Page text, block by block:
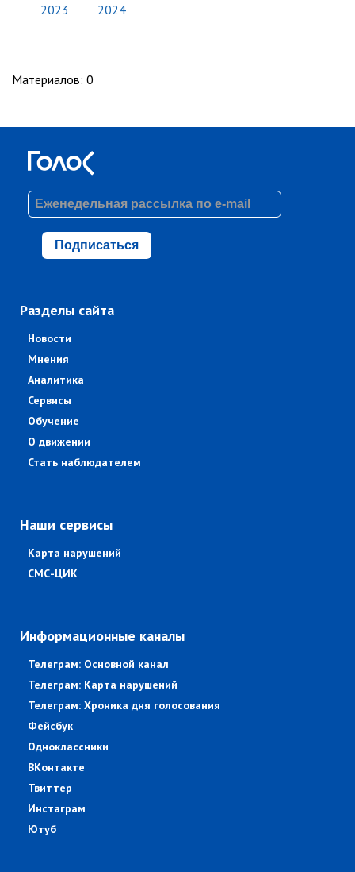
2023 2024
Материалов: 0
Подписаться
Разделы сайта
Новости
Мнения
Аналитика
Сервисы
Обучение
О движении
Стать наблюдателем
Наши сервисы
Карта нарушений
СМС-ЦИК
Информационные каналы
Телеграм: Основной канал
Телеграм: Карта нарушений
Телеграм: Хроника дня голосования
Фейсбук
Одноклассники
ВКонтакте
Твиттер
Инстаграм
Ютуб